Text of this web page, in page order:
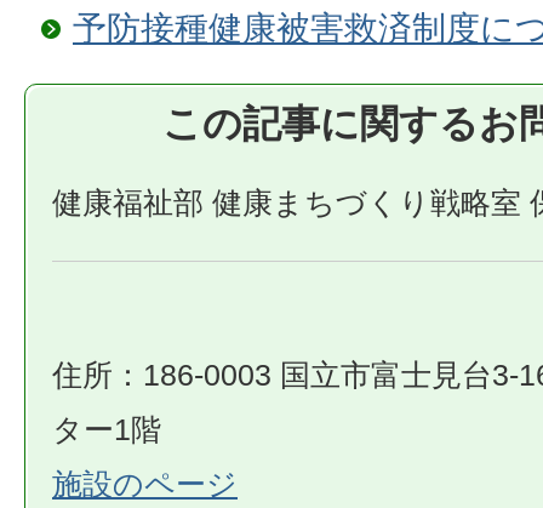
予防接種健康被害救済制度に
この記事に関するお
健康福祉部 健康まちづくり戦略室
住所：186-0003 国立市富士見台3-
ター1階
施設のページ